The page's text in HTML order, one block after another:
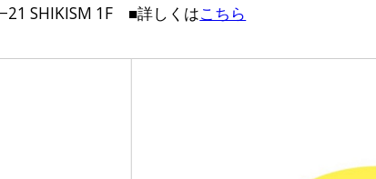
SHIKISM 1F ■詳しくはこちら